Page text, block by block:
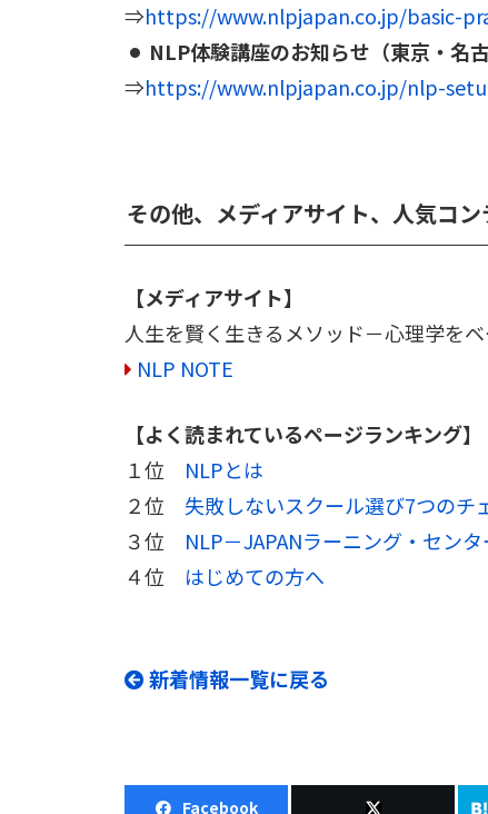
⇒https://www.nlpjapan.co.jp/
NLP体験講座のお知らせ （東京・名
⇒https://www.nlpjapan.co.jp/nlp-
その他、メディアサイト、人気コ
【メディアサイト】
人生を賢く生きるメソッド－心理学を
NLP NOTE
【よく読まれているページランキング】
１位 NLPとは
２位 失敗しないスクール選び7つのチ
３位 NLP－JAPANラーニング・セン
４位 はじめての方へ
新着情報一覧に戻る
Facebook